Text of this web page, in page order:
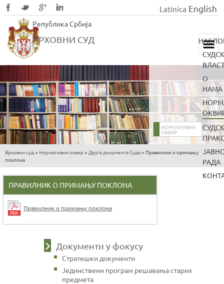
to
main
Република Србија
ВРХОВНИ СУД
Latinica English
О
НАМА
РАДА
НОРМАТИВНИ
ОКВИР
You
here
Врховни суд > Нормативни оквир> Друга документа Суда> Правилник о примању
поклона
ПРАВИЛНИК О ПРИМАЊУ ПОКЛОНА
Правилник о примању поклона
Документи у фокусу
Стратешки документи
Јединствени програм решавања старих
предмета